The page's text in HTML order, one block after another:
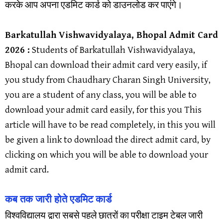
करके आप अपना एडमिट कार्ड को डाउनलोड कर पाएंगे।
Barkatullah Vishwavidyalaya, Bhopal Admit Card
2026 : Students of Barkatullah Vishwavidyalaya,
Bhopal can download their admit card very easily, if
you study from Chaudhary Charan Singh University,
you are a student of any class, you will be able to
download your admit card easily, for this you This
article will have to be read completely, in this you will
be given a link to download the direct admit card, by
clicking on which you will be able to download your
admit card.
कब तक जारी होते एडमिट कार्ड
विश्वविद्यालय द्वारा सबसे पहले छात्रों का परीक्षा टाइम टेबल जारी